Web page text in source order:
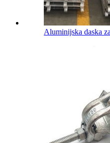
Aluminijska daska